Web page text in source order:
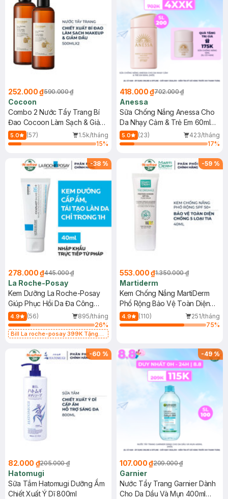
252.000 ₫590.000 ₫
Cocoon
Combo 2 Nước Tẩy Trang Bí
Đao Cocoon Làm Sạch & Giảm
Dầu 500ml
5.0 (57)
1.5k/tháng
15%
418.000 ₫702.000 ₫
Anessa
Sữa Chống Nắng Anessa Cho
Da Nhạy Cảm & Trẻ Em 60ml
(Mới)
5.0 (23)
423/tháng
17%
-38 %
278.000 ₫445.000 ₫
La Roche-Posay
Kem Dưỡng La Roche-Posay
Giúp Phục Hồi Da Đa Công
Dụng 40ml
4.9 (56)
895/tháng
26%
Bill La roche-posay 399K Tặng
(SL có hạn)
-59 %
553.000 ₫1.350.000 ₫
Martiderm
Kem Chống Nắng MartiDerm
Phổ Rộng Bảo Vệ Toàn Diện
40ml
4.9 (110)
251/tháng
75%
-60 %
82.000 ₫205.000 ₫
Hatomugi
Sữa Tắm Hatomugi Dưỡng Ẩm
Chiết Xuất Ý Dĩ 800ml
-49%
107.000 ₫209.000 ₫
Garnier
Nước Tẩy Trang Garnier Dành
Cho Da Dầu Và Mụn 400ml